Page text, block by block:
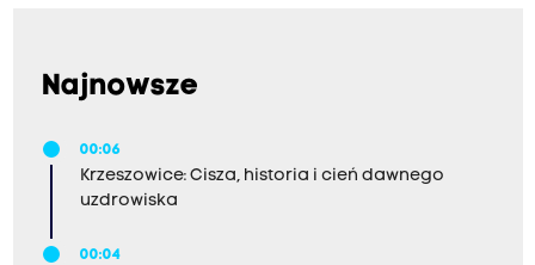
Najnowsze
00:06
Krzeszowice: Cisza, historia i cień dawnego
uzdrowiska
00:04